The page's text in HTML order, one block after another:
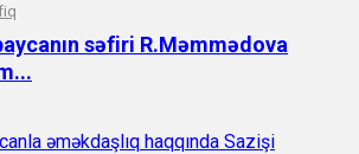
səfiri R.Məmmədova